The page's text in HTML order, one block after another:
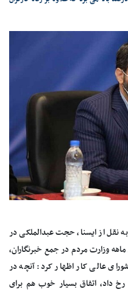
نقل از ایسنا، حجت عبدالملکی در
وزارت مردم در جمع خبرنگاران،
عالی کار اظهار کرد: آنچه در
داد، اتفاق بسیار خوب هم برای